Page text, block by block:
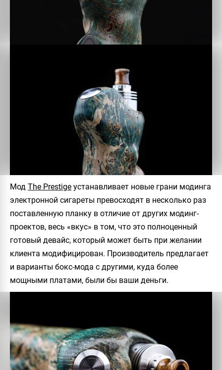
Мод The Prestige устанавливает новые грани модинга
электронной сигареты превосходят в несколько раз
поставленную планку в отличие от других модинг-
проектов, весь «вкус» в том, что это полноценный
готовый девайс, который может быть при желании
клиента модифицирован. Производитель предлагает
и варианты бокс-мода с другими, куда более
мощными платами, были бы ваши деньги.